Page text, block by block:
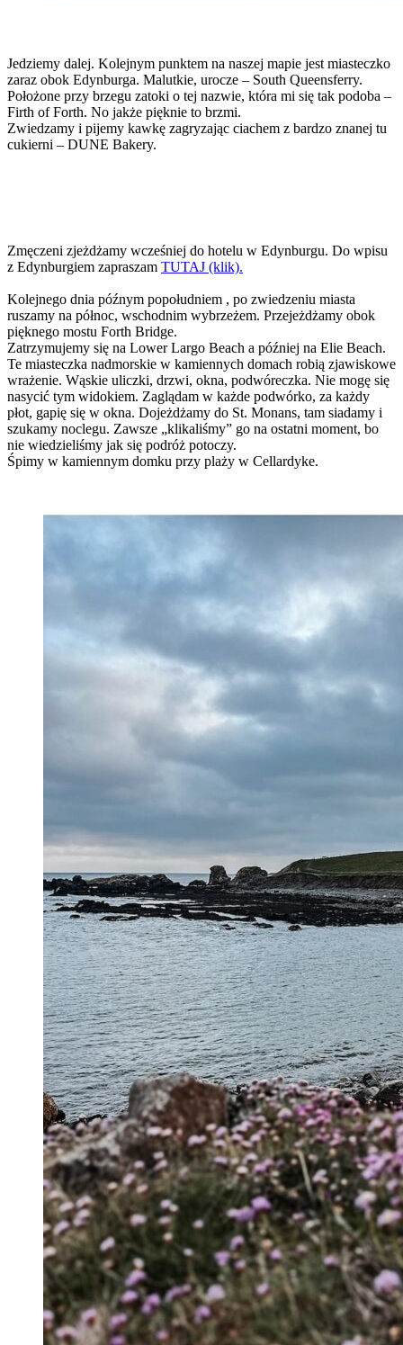
Jedziemy dalej. Kolejnym punktem na naszej mapie jest miasteczko
zaraz obok Edynburga. Malutkie, urocze – South Queensferry.
Położone przy brzegu zatoki o tej nazwie, która mi się tak podoba –
Firth of Forth. No jakże pięknie to brzmi.
Zwiedzamy i pijemy kawkę zagryzając ciachem z bardzo znanej tu
cukierni – DUNE Bakery.
Zmęczeni zjeżdżamy wcześniej do hotelu w Edynburgu. Do wpisu
z Edynburgiem zapraszam TUTAJ (klik).
Kolejnego dnia późnym popołudniem , po zwiedzeniu miasta
ruszamy na północ, wschodnim wybrzeżem. Przejeżdżamy obok
pięknego mostu Forth Bridge.
Zatrzymujemy się na Lower Largo Beach a później na Elie Beach.
Te miasteczka nadmorskie w kamiennych domach robią zjawiskowe
wrażenie. Wąskie uliczki, drzwi, okna, podwóreczka. Nie mogę się
nasycić tym widokiem. Zaglądam w każde podwórko, za każdy
płot, gapię się w okna. Dojeżdżamy do St. Monans, tam siadamy i
szukamy noclegu. Zawsze „klikaliśmy” go na ostatni moment, bo
nie wiedzieliśmy jak się podróż potoczy.
Śpimy w kamiennym domku przy plaży w Cellardyke.